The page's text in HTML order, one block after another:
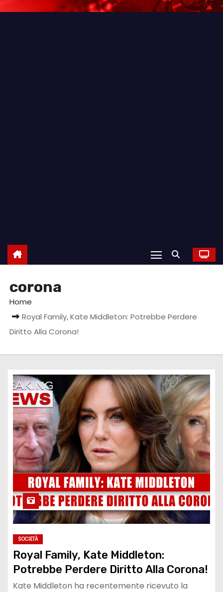
corona
Home
Royal Family, Kate Middleton: Potrebbe Perdere
Diritto Alla Corona!
SOCIETÀ
Royal Family, Kate Middleton:
Potrebbe Perdere Diritto Alla Corona!
Kate Middleton ha recentemente ricevuto la